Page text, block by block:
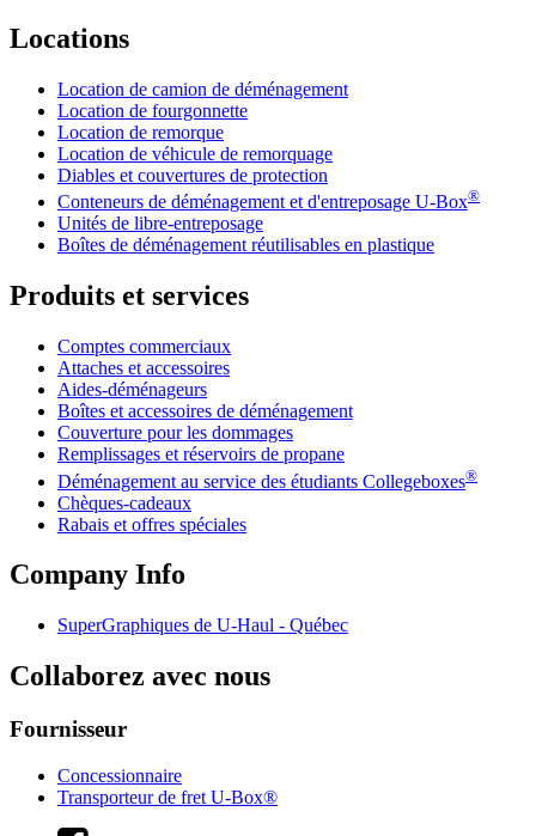
Locations
Location de camion de déménagement
Location de fourgonnette
Location de remorque
Location de véhicule de remorquage
Diables et couvertures de protection
Conteneurs de déménagement et d'entreposage U-Box®
Unités de libre-entreposage
Boîtes de déménagement réutilisables en plastique
Produits et services
Comptes commerciaux
Attaches et accessoires
Aides-déménageurs
Boîtes et accessoires de déménagement
Couverture pour les dommages
Remplissages et réservoirs de propane
Déménagement au service des étudiants Collegeboxes®
Chèques-cadeaux
Rabais et offres spéciales
Company Info
SuperGraphiques de U-Haul - Québec
Collaborez avec nous
Fournisseur
Concessionnaire
Transporteur de fret U-Box®